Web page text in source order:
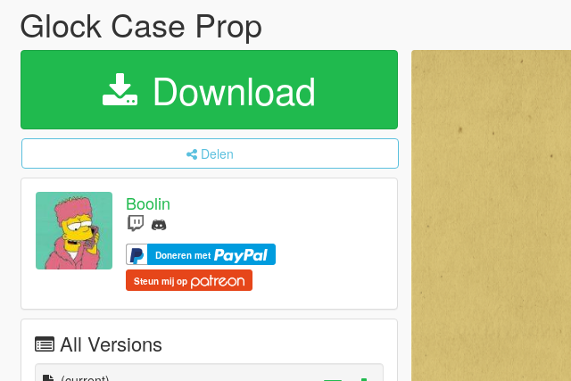
Glock Case Prop
Download
Delen
Boolin
Doneren met
Steun mij op
All Versions